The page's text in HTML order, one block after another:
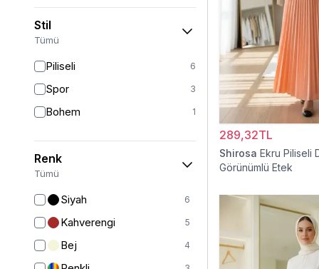
Pantolon 148
Etek 19
Bone 15
Ferace
Kap & Pardesü
Trençkot
Hırka
Stil
Tümü
Piliseli 6
Spor 3
Bohem 1
Renk
Tümü
Siyah 6
Kahverengi 5
Bej 4
289,32TL
Shirosa Ekru Piliseli
Görünümlü Etek